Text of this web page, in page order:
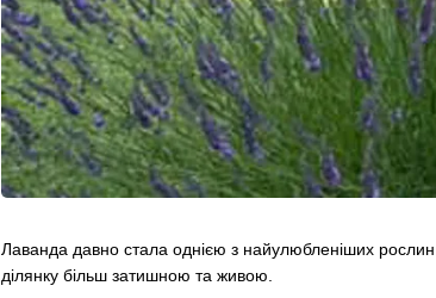
Лаванда давно стала однією з найулюбленіших рослин
ділянку більш затишною та живою.